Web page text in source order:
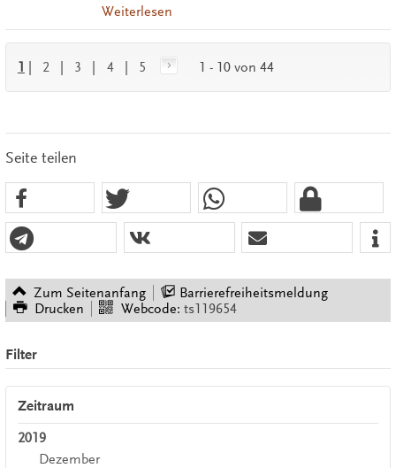
Weiterlesen
1 2 3 4 5 1 - 10 von 44
Seite teilen
Zum Seitenanfang
Barrierefreiheitsmeldung
Drucken
Webcode: ts119654
Filter
Zeitraum
2019
Dezember